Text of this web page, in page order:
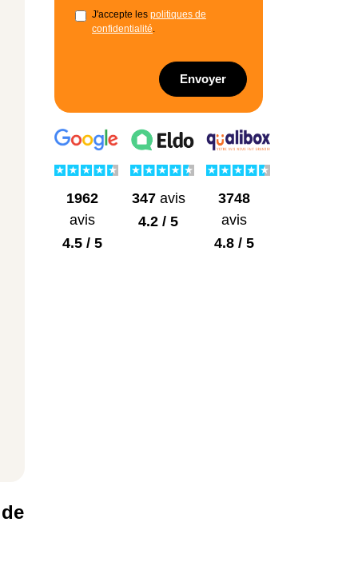
J'accepte les politiques de
confidentialité.
Envoyer
1962
avis
4.5 / 5
347avis
4.2 / 5
3748
avis
4.8 / 5